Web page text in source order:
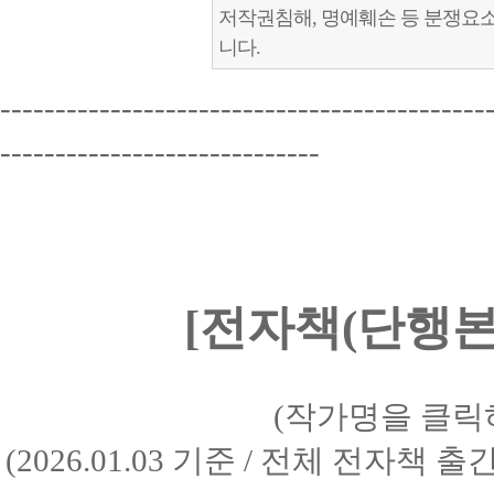
저작권침해, 명예훼손 등 분쟁요
니다.
-----------------------------
[전자책(단행
(작가명을 클
(2026.01.03 기준 / 전체 전자책 출